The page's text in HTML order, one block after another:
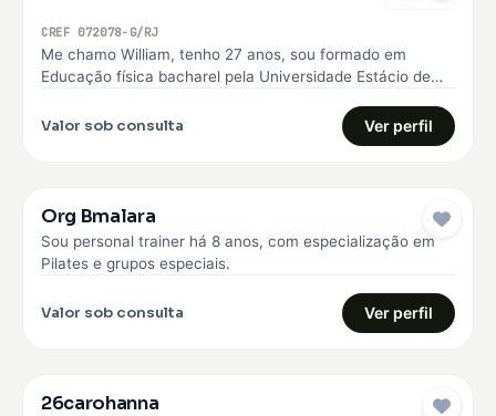
CREF 072078-G/RJ
Me chamo William, tenho 27 anos, sou formado em
Educação física bacharel pela Universidade Estácio de
Valor sob consulta Ver perfil
Org Bmalara
Sou personal trainer há 8 anos, com especialização em
Pilates e grupos especiais.
Valor sob consulta Ver perfil
26carohanna